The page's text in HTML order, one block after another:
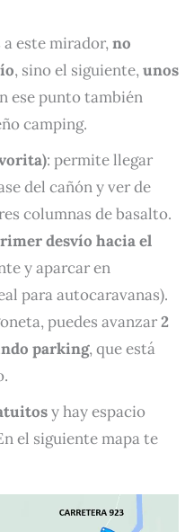
a este mirador,no
, sino el siguiente,unos
ese punto también
camping.
: permite llegar
del cañón y ver de
columnas de basalto.
desvío hacia el
y aparcar en
para autocaravanas).
puedes avanzar2
parking, que está
y hay espacio
el siguiente mapa te